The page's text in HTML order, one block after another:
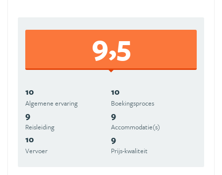
9,5
10
Algemene ervaring
10
Boekingsproces
9
Reisleiding
9
Accommodatie(s)
10
Vervoer
9
Prijs-kwaliteit